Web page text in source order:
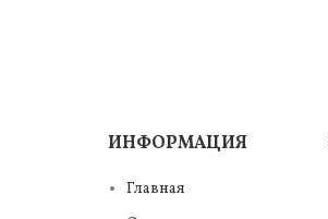
ИНФОРМАЦИЯ
Главная